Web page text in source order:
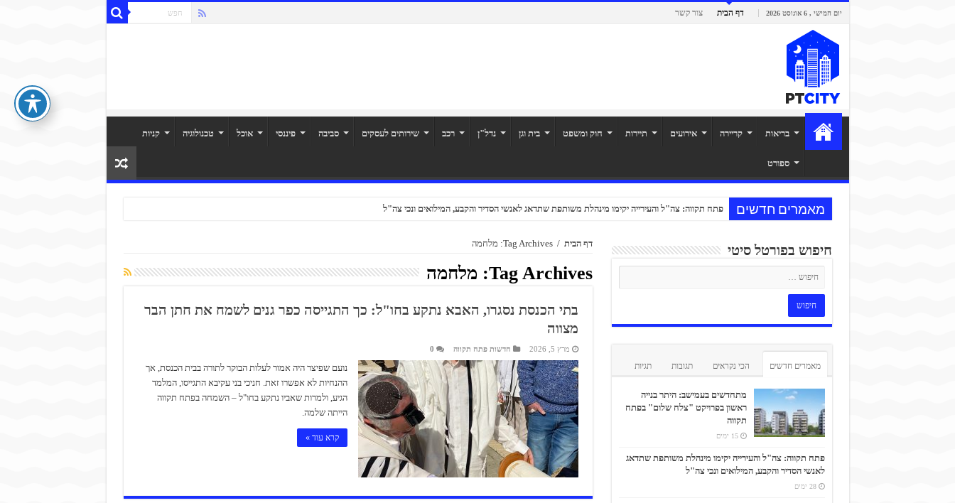
יום חמישי , 6 אוגוסט 2026 דף הבית צור קשר
בריאות קריירה אירועים תיירות חוק ומשפט בית וגן נדל"ן רכב שירותים לעסקים סביבה פיננסי אוכל טכנולוגיה קניות
ספורט
מאמרים חדשים פתח תקווה: צה"ל והעירייה יקימו מינהלת משותפת שתדאג לאנשי הסדיר והקבע, המילואים ונכי צה"ל
דף הבית / Tag Archives: מלחמה
Tag Archives: מלחמה
בתי הכנסת נסגרו, האבא נתקע בחו"ל: כך התגייסה כפר גנים לשמח את חתן הבר
מצווה
מרץ 5, 2026 חדשות פתח תקווה 0
נועם שפיצר היה אמור לעלות הבוקר לתורה בבית הכנסת, אך
ההנחיות לא אפשרו זאת. חניכי בני עקיבא התגייסו, המלמד
הגיע, ולמרות שאביו נתקע בחו"ל – השמחה בפתח תקווה
הייתה שלמה.
קרא עוד »
חיפוש בפורטל סיטי
מאמרים חדשים הכי נקראים תגובות תגיות
מתחדשים בעמישב: היתר בנייה
ראשון בפרויקט "צלח שלום" בפתח
תקווה
15 ימים
פתח תקווה: צה"ל והעירייה יקימו מינהלת משותפת שתדאג
לאנשי הסדיר והקבע, המילואים ונכי צה"ל
28 ימים